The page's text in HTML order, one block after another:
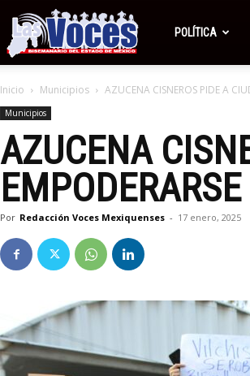
Periódico
Las
Voces
POLÍTICA
Inicio Municipios AZUCENA CISNEROS PIDE A
Municipios
AZUCENA
Por Redacción Voces Mexiquenses - 17 enero, 2025